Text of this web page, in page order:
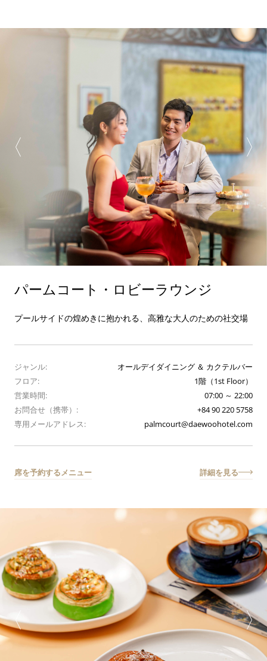
パームコート・ロビーラウンジ
プールサイドの煌めきに抱かれる、高雅な大人のための社交場
ジャンル:
オールデイダイニング ＆ カクテルバー
フロア:
1階（1st Floor）
営業時間:
07:00 ～ 22:00
お問合せ（携帯）:
+84 90 220 5758
専用メールアドレス:
palmcourt@daewoohotel.com
席を予約するメニュー 詳細を見る